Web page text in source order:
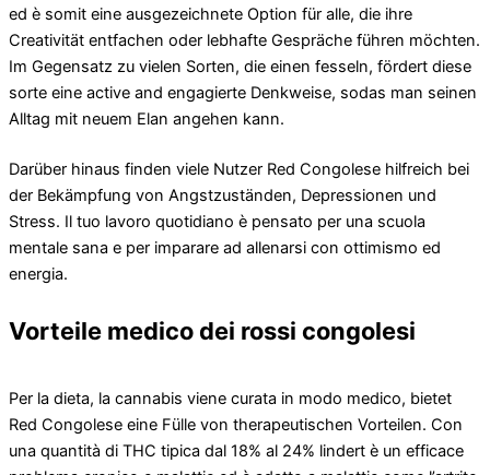
ed è somit eine ausgezeichnete Option für alle, die ihre
Creativität entfachen oder lebhafte Gespräche führen möchten.
Im Gegensatz zu vielen Sorten, die einen fesseln, fördert diese
sorte eine active and engagierte Denkweise, sodas man seinen
Alltag mit neuem Elan angehen kann.
Darüber hinaus finden viele Nutzer Red Congolese hilfreich bei
der Bekämpfung von Angstzuständen, Depressionen und
Stress. Il tuo lavoro quotidiano è pensato per una scuola
mentale sana e per imparare ad allenarsi con ottimismo ed
energia.
Vorteile medico dei rossi congolesi
Per la dieta, la cannabis viene curata in modo medico, bietet
Red Congolese eine Fülle von therapeutischen Vorteilen. Con
una quantità di THC tipica dal 18% al 24% lindert è un efficace